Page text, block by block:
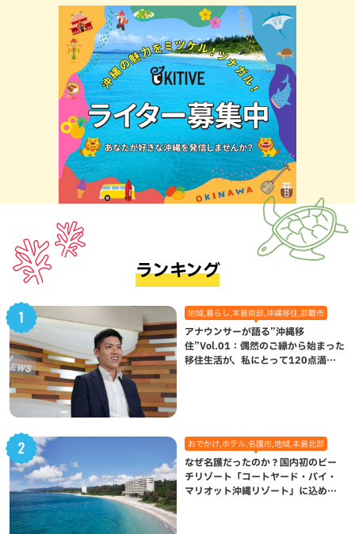
ランキング
地域,暮らし,本島南部,沖縄移住,那覇市
アナウンサーが語る”沖縄移
住”Vol.01：偶然のご縁から始まった
移住生活が、私にとって120点満点
おでかけ,ホテル,名護市,地域,本島北部
なぜ名護だったのか？国内初のビー
チリゾート「コートヤード・バイ・
マリオット沖縄リゾート」に込めら